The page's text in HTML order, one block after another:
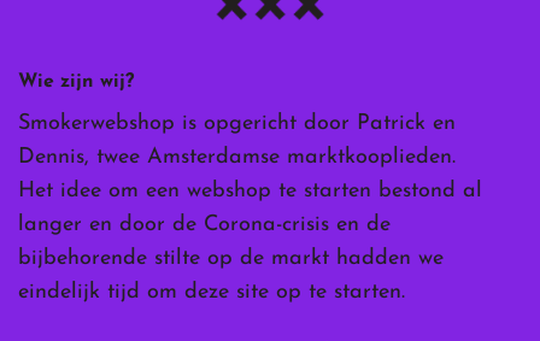
Wie zijn wij?
Smokerwebshop is opgericht door Patrick en
Dennis, twee Amsterdamse marktkooplieden.
Het idee om een webshop te starten bestond al
langer en door de Corona-crisis en de
bijbehorende stilte op de markt hadden we
eindelijk tijd om deze site op te starten.